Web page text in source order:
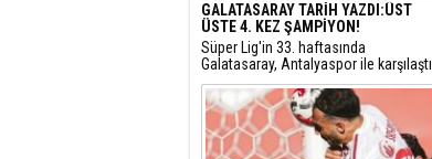
GALATASARAY TARİH YAZDI:ÜST
ÜSTE 4. KEZ ŞAMPİYON!
Süper Lig'in 33. haftasında
Galatasaray, Antalyaspor ile karşılaştı.
Sarı-kırmızılı ekip maçtan 4-2 galip
ayrıldı ve şampiyonluğunu ilan etti.